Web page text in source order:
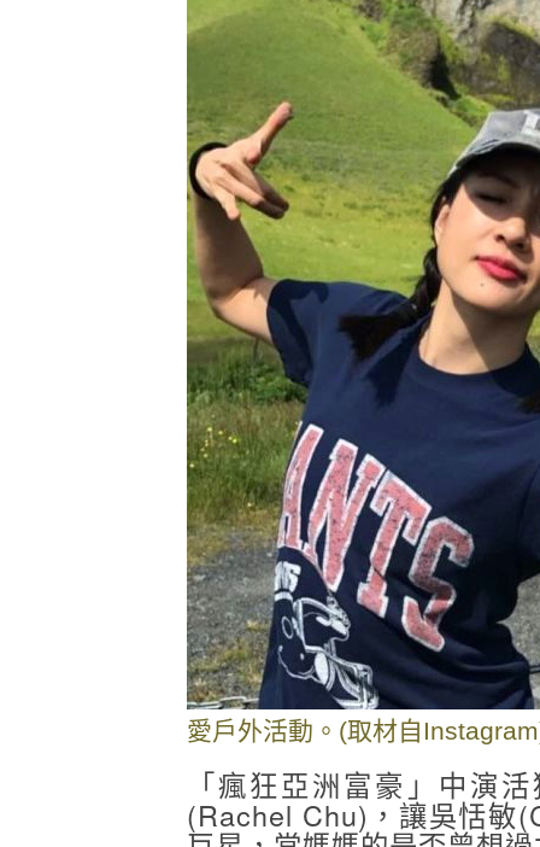
愛戶外活動。(取材自
「瘋狂亞洲富豪」中演
(Rachel Chu)，讓吳恬敏